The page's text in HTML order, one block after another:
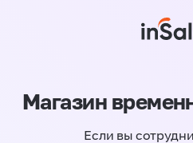
Магазин
Если вы